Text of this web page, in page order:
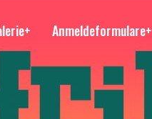
Anmeldeformulare+